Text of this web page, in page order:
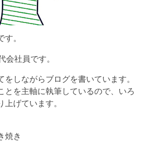
す。
会社員です。
をしながらブログを書いています。
とを主軸に執筆しているので、いろ
上げています。
焼き